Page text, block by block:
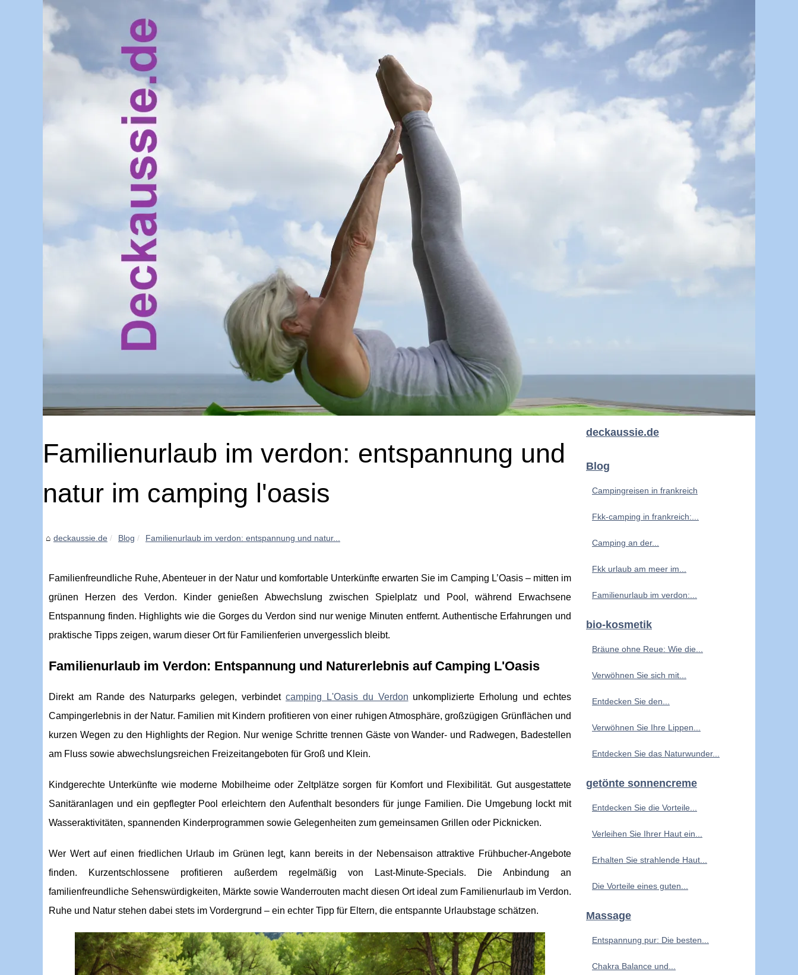
Familienurlaub im verdon: entspannung und
natur im camping l'oasis
deckaussie.de Blog Familienurlaub im verdon: entspannung und natur...
Familienfreundliche Ruhe, Abenteuer in der Natur und komfortable Unterkünfte erwarten Sie im Camping L’Oasis – mitten im
grünen Herzen des Verdon. Kinder genießen Abwechslung zwischen Spielplatz und Pool, während Erwachsene
Entspannung finden. Highlights wie die Gorges du Verdon sind nur wenige Minuten entfernt. Authentische Erfahrungen und
praktische Tipps zeigen, warum dieser Ort für Familienferien unvergesslich bleibt.
Familienurlaub im Verdon: Entspannung und Naturerlebnis auf Camping L'Oasis
Direkt am Rande des Naturparks gelegen, verbindet camping L'Oasis du Verdon unkomplizierte Erholung und echtes
Campingerlebnis in der Natur. Familien mit Kindern profitieren von einer ruhigen Atmosphäre, großzügigen Grünflächen und
kurzen Wegen zu den Highlights der Region. Nur wenige Schritte trennen Gäste von Wander- und Radwegen, Badestellen
am Fluss sowie abwechslungsreichen Freizeitangeboten für Groß und Klein.
Kindgerechte Unterkünfte wie moderne Mobilheime oder Zeltplätze sorgen für Komfort und Flexibilität. Gut ausgestattete
Sanitäranlagen und ein gepflegter Pool erleichtern den Aufenthalt besonders für junge Familien. Die Umgebung lockt mit
Wasseraktivitäten, spannenden Kinderprogrammen sowie Gelegenheiten zum gemeinsamen Grillen oder Picknicken.
Wer Wert auf einen friedlichen Urlaub im Grünen legt, kann bereits in der Nebensaison attraktive Frühbucher-Angebote
finden. Kurzentschlossene profitieren außerdem regelmäßig von Last-Minute-Specials. Die Anbindung an
familienfreundliche Sehenswürdigkeiten, Märkte sowie Wanderrouten macht diesen Ort ideal zum Familienurlaub im Verdon.
Ruhe und Natur stehen dabei stets im Vordergrund – ein echter Tipp für Eltern, die entspannte Urlaubstage schätzen.
deckaussie.de
Blog
Campingreisen in frankreich
Fkk-camping in frankreich:...
Camping an der...
Fkk urlaub am meer im...
Familienurlaub im verdon:...
bio-kosmetik
Bräune ohne Reue: Wie die...
Verwöhnen Sie sich mit...
Entdecken Sie den...
Verwöhnen Sie Ihre Lippen...
Entdecken Sie das Naturwunder...
getönte sonnencreme
Entdecken Sie die Vorteile...
Verleihen Sie Ihrer Haut ein...
Erhalten Sie strahlende Haut...
Die Vorteile eines guten...
Massage
Entspannung pur: Die besten...
Chakra Balance und...